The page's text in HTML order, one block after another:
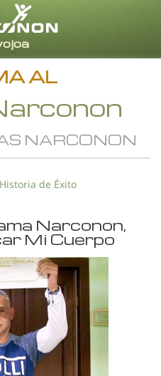
Español
Todas las Regiones/Idiomas
AL
NARCONON
Historia de Éxito
Narconon,
Mi Cuerpo